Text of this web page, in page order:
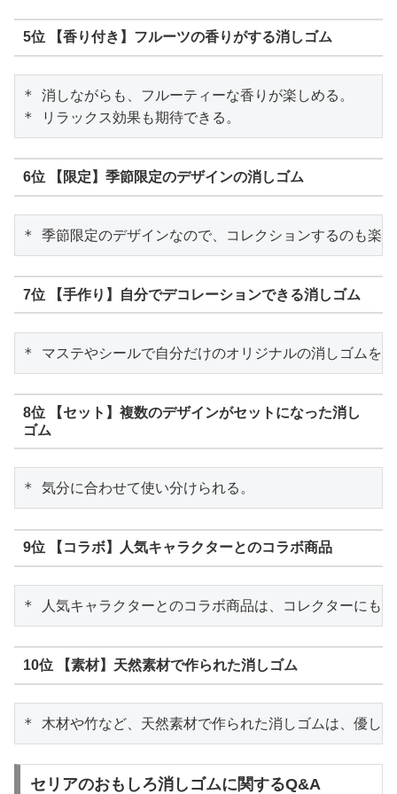
5位 【香り付き】フルーツの香りがする消しゴム
* 消しながらも、フルーティーな香りが楽しめる。
6位 【限定】季節限定のデザインの消しゴム
7位 【手作り】自分でデコレーションできる消しゴム
8位 【セット】複数のデザインがセットになった消し
ゴム
9位 【コラボ】人気キャラクターとのコラボ商品
10位 【素材】天然素材で作られた消しゴム
セリアのおもしろ消しゴムに関するQ&A